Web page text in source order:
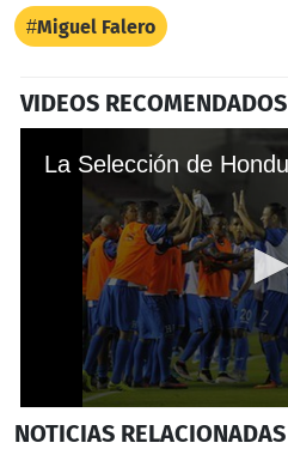
Miguel Falero
VIDEOS RECOMENDADOS
seconds
NOTICIAS RELACIONADAS